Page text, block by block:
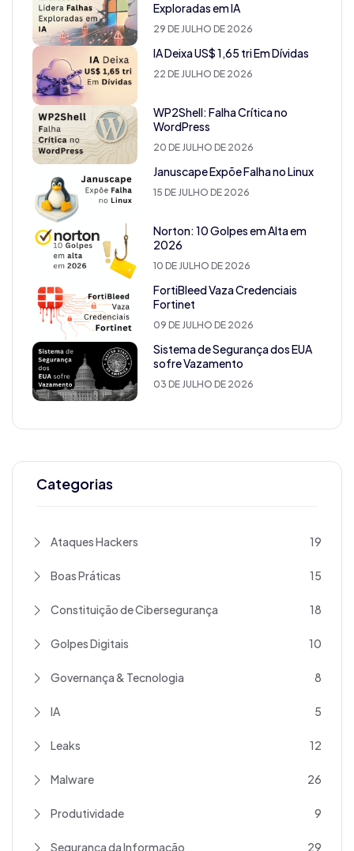
Exploradas em IA
29 DE JULHO DE 2026
IA Deixa US$ 1,65 tri Em Dívidas
22 DE JULHO DE 2026
WP2Shell: Falha Crítica no
WordPress
20 DE JULHO DE 2026
Januscape Expõe Falha no Linux
15 DE JULHO DE 2026
Norton: 10 Golpes em Alta em
2026
10 DE JULHO DE 2026
FortiBleed Vaza Credenciais
Fortinet
09 DE JULHO DE 2026
Sistema de Segurança dos EUA
sofre Vazamento
03 DE JULHO DE 2026
Categorias
Ataques Hackers 19
Boas Práticas 15
Constituição de Cibersegurança 18
Golpes Digitais 10
Governança & Tecnologia 8
IA 5
Leaks 12
Malware 26
Produtividade 9
Segurança da Informação 29